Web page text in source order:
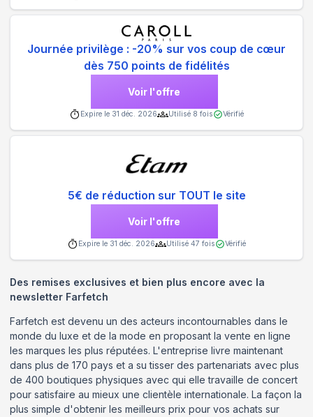
Journée privilège : -20% sur vos coup de cœur
dès 750 points de fidélités
Voir l'offre
Expire le 31 déc. 2026 Utilisé 8 fois Vérifié
5€ de réduction sur TOUT le site
Voir l'offre
Expire le 31 déc. 2026 Utilisé 47 fois Vérifié
Des remises exclusives et bien plus encore avec la
newsletter Farfetch
Farfetch est devenu un des acteurs incontournables dans le
monde du luxe et de la mode en proposant la vente en ligne
les marques les plus réputées. L'entreprise livre maintenant
dans plus de 170 pays et a su tisser des partenariats avec plus
de 400 boutiques physiques avec qui elle travaille de concert
pour satisfaire au mieux une clientèle internationale. La façon la
plus simple d'obtenir les meilleurs prix pour vos achats sur